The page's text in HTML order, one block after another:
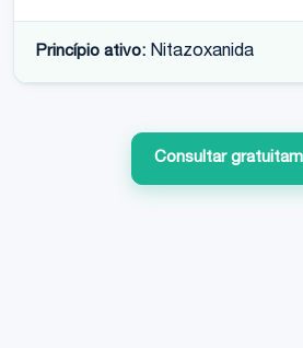
Princípio ativo: Nitazoxanida
Consultar